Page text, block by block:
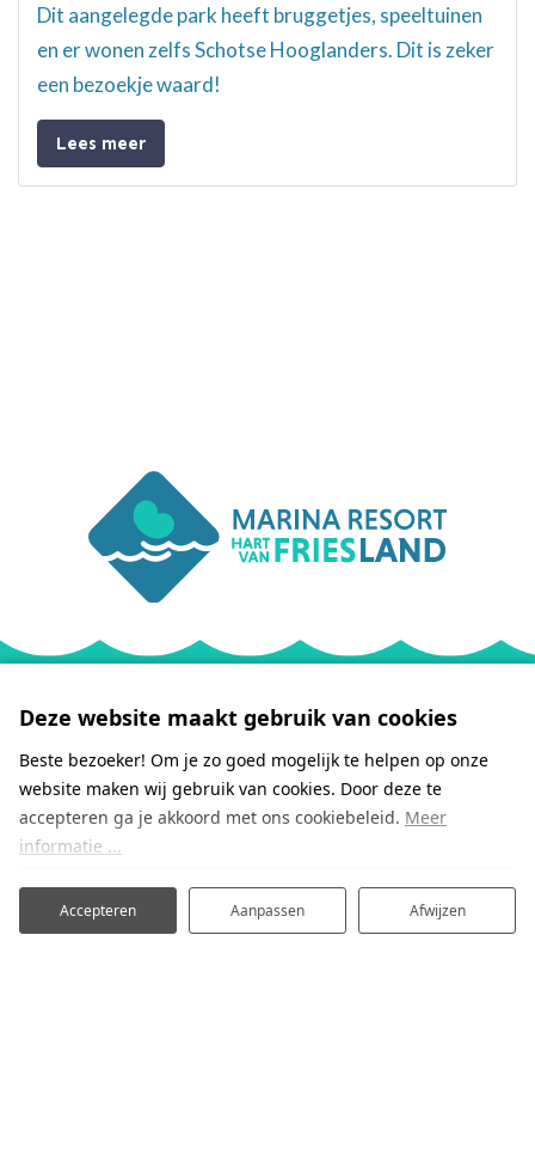
Dit aangelegde park heeft bruggetjes, speeltuinen
en er wonen zelfs Schotse Hooglanders. Dit is zeker
een bezoekje waard!
Lees meer
+31 (0) 515 – 559444
Deze website maakt gebruik van cookies
Beste bezoeker! Om je zo goed mogelijk te helpen op onze
website maken wij gebruik van cookies. Door deze te
accepteren ga je akkoord met ons cookiebeleid. Meer
informatie ...
Accepteren Aanpassen Afwijzen